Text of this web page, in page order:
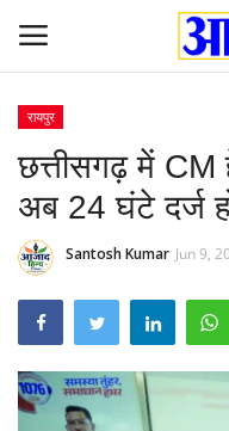
Home
ओडिशा
Contact
देश-विदेश
रायपुर
छत्तीसगढ़ में CM
अब 24 घंटे दर्ज
Santosh Kumar Jun 9,